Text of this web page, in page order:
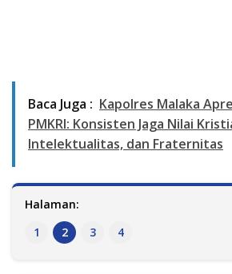
Baca Juga : Kapolres Malaka
PMKRI: Konsisten Jaga Nilai
Intelektualitas, dan Fraternitas
Halaman:
1
2 3 4